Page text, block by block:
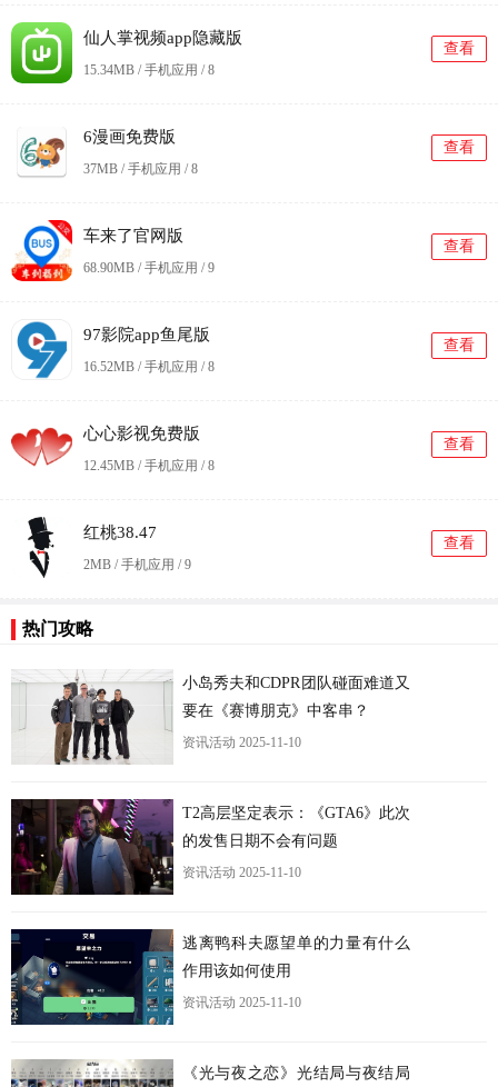
仙人掌视频app隐藏版
15.34MB / 手机应用 /8
查看
6漫画免费版
37MB / 手机应用 /8
查看
车来了官网版
68.90MB / 手机应用 /9
查看
97影院app鱼尾版
16.52MB / 手机应用 /8
查看
心心影视免费版
12.45MB / 手机应用 /8
查看
红桃38.47
2MB / 手机应用 /9
查看
热门攻略
小岛秀夫和CDPR团队碰面难道又
要在《赛博朋克》中客串？
资讯活动 2025-11-10
T2高层坚定表示：《GTA6》此次
的发售日期不会有问题
资讯活动 2025-11-10
逃离鸭科夫愿望单的力量有什么
作用该如何使用
资讯活动 2025-11-10
《光与夜之恋》光结局与夜结局